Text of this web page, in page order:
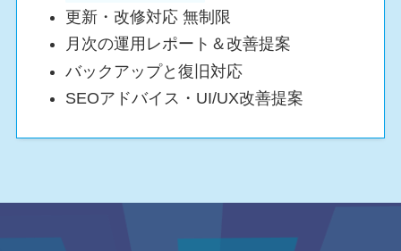
更新・改修対応 無制限
月次の運用レポート＆改善提案
バックアップと復旧対応
SEOアドバイス・UI/UX改善提案